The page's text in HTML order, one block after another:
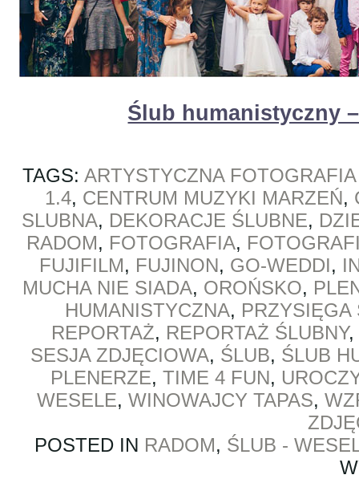
Ślub humanistyczny
TAGS: ARTYSTYCZNA
1.4, CENTRUM MUZYKI MARZEŃ,
SLUBNA, DEKORACJE ŚLUBNE,
RADOM, FOTOGRAFIA,
FUJIFILM, FUJINON, GO-WEDDI,
MUCHA NIE SIADA, OROŃSKO,
HUMANISTYCZNA, PRZYSIĘGA
REPORTAŻ, REPORTAŻ ŚLUBNY,
SESJA ZDJĘCIOWA, ŚLUB, ŚLUB
PLENERZE, TIME 4 FUN,
WESELE, WINOWAJCY TAPAS,
POSTED IN RADOM, ŚLUB -